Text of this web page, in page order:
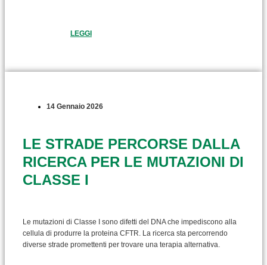
LEGGI
14 Gennaio 2026
LE STRADE PERCORSE DALLA
RICERCA PER LE MUTAZIONI DI
CLASSE I
Le mutazioni di Classe I sono difetti del DNA che impediscono alla
cellula di produrre la proteina CFTR. La ricerca sta percorrendo
diverse strade promettenti per trovare una terapia alternativa.